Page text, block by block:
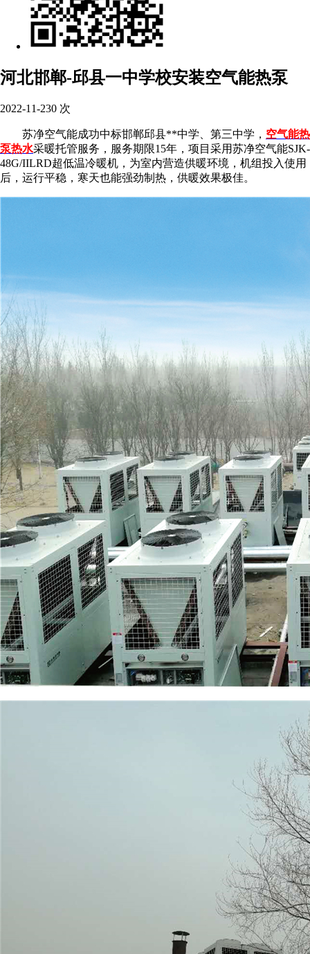
河北邯郸-邱县一中学校安装空气能热泵
2022-11-230 次
苏净空气能成功中标邯郸邱县**中学、第三中学， 空气能热
泵热水采暖托管服务，服务期限15年，项目采用苏净空气能SJK-
48G/IILRD超低温冷暖机，为室内营造供暖环境，机组投入使用
后，运行平稳，寒天也能强劲制热，供暖效果极佳。